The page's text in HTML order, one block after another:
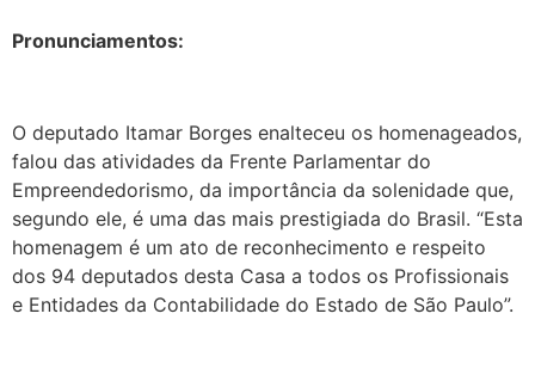
Pronunciamentos:
O deputado Itamar Borges enalteceu os homenageados,
falou das atividades da Frente Parlamentar do
Empreendedorismo, da importância da solenidade que,
segundo ele, é uma das mais prestigiada do Brasil. “Esta
homenagem é um ato de reconhecimento e respeito
dos 94 deputados desta Casa a todos os Profissionais
e Entidades da Contabilidade do Estado de São Paulo”.